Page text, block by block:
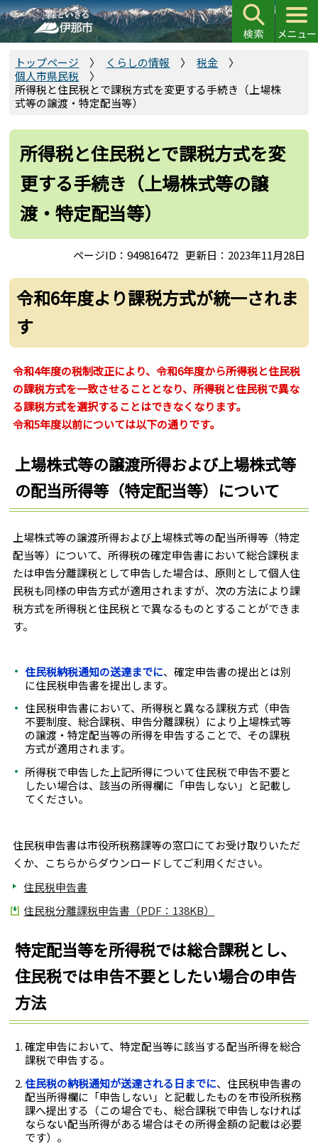
こ
の
ペ
頭
トップページ くらしの情報
税金
個人市県民税
所得税と住民税とで課税方式を変更する手続き（上場株
式等の譲渡・特定配当等）
所得税と住民税とで課税方式を変
更する手続き（上場株式等の譲
渡・特定配当等）
ページID：949816472 更新日：2023年11月28日
令和6年度より課税方式が統一されま
す
令和4年度の税制改正により、令和6年度から所得税と住民税
の課税方式を一致させることとなり、所得税と住民税で異な
る課税方式を選択することはできなくなります。
令和5年度以前については以下の通りです。
上場株式等の譲渡所得および上場株式等
の配当所得等（特定配当等）について
上場株式等の譲渡所得および上場株式等の配当所得等（特定
配当等）について、所得税の確定申告書において総合課税ま
たは申告分離課税として申告した場合は、原則として個人住
民税も同様の申告方式が適用されますが、次の方法により課
税方式を所得税と住民税とで異なるものとすることができま
す。
住民税納税通知の送達までに、確定申告書の提出とは別
に住民税申告書を提出します。
住民税申告書において、所得税と異なる課税方式（申告
不要制度、総合課税、申告分離課税）により上場株式等
の譲渡・特定配当等の所得を申告することで、その課税
方式が適用されます。
所得税で申告した上記所得について住民税で申告不要と
したい場合は、該当の所得欄に「申告しない」と記載し
てください。
住民税申告書は市役所税務課等の窓口にてお受け取りいただ
くか、こちらからダウンロードしてご利用ください。
住民税申告書
住民税分離課税申告書（PDF：138KB）
特定配当等を所得税では総合課税とし、
住民税では申告不要としたい場合の申告
方法
確定申告において、特定配当等に該当する配当所得を総合
課税で申告する。
住民税の納税通知が送達される日までに、住民税申告書の
配当所得欄に「申告しない」と記載したものを市役所税務
課へ提出する（この場合でも、総合課税で申告しなければ
ならない配当所得がある場合はその所得金額の記載は必要
です）。